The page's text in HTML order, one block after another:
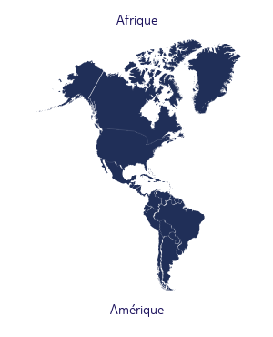
Afrique
Amérique